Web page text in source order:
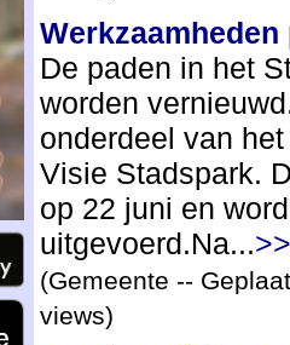
De paden in het
worden
onderdeel van
Visie Stadspark.
op 22 juni en
uitgevoerd.Na...
(Gemeente --
views)